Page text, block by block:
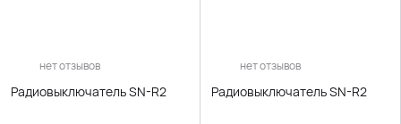
нет отзывов
Радиовыключатель SN-R2
нет отзывов
Радиовыключатель SN-R2